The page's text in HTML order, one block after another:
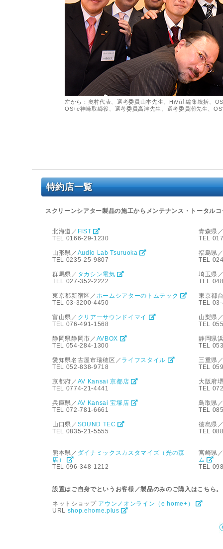
左から：奥村代表、選考委員山本先生、HiVi辻編集統括、
OS+e神崎取締役、選考委員高津先生、選考委員潮先生、
特約店一覧
スクリーンシアター製品の施工からメンテナンス・トータル
北海道／ FIST
TEL 0166-29-1230
青森県
TEL
山形県／ Audio Lab Tsuruoka
TEL 0235-25-9807
福島県
TEL
群馬県／ タカシン電気
TEL 027-352-2222
埼玉県
TEL
東京都新宿区／ ホームシアターのトムテック
TEL 03-3200-4450
東京都
TEL
富山県／ クリアーサウンドイマイ
TEL 076-491-1568
山梨県
TEL
静岡県静岡市／ AVBOX
TEL 054-284-1300
静岡県
TEL
愛知県名古屋市瑞穂区／ ライフスタイル
TEL 052-838-9718
三重県
TEL
京都府／ AV Kansai 京都店
TEL 0774-21-4441
大阪府
TEL
兵庫県／ AV Kansai 宝塚店
TEL 072-781-6661
鳥取県
TEL
山口県／ SOUND TEC
TEL 0835-21-5555
徳島県
TEL
熊本県／ ダイナミックスカスタマイズ（光の森
店）
TEL 096-348-1212
宮崎県
ム
TEL
設置はご自身でというお客様／製品のみのご購入はこちら。
ネットショップ アウンノオンライン（e home+）
URL shop.ehome.plus